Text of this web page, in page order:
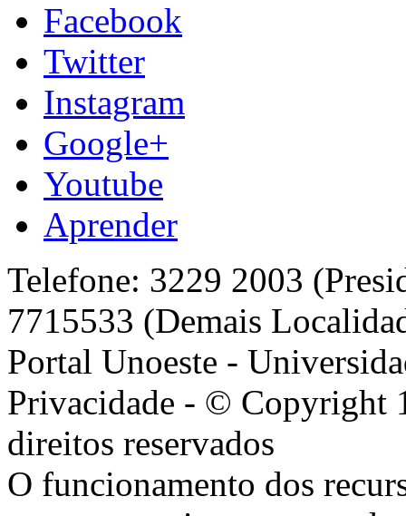
Facebook
Twitter
Instagram
Google+
Youtube
Aprender
Telefone: 3229 2003
7715533 (Demais
Portal Unoeste -
Privacidade - © Copyright
direitos reservados
O funcionamento dos